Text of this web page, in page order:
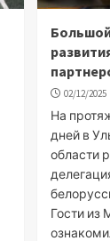
02/12/2025
На
дней в
области
Гости из